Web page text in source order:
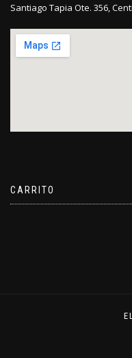
Santiago Tapia Ote. 356,
CARRITO